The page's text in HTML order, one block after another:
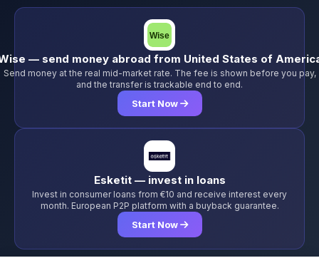
— send money abroad from United States of
Send money at the real mid-market rate. The fee is shown before you pay,
and the transfer is trackable end to end.
Start Now
Esketit — invest in loans
Invest in consumer loans from €10 and receive interest every
month. European P2P platform with a buyback guarantee.
Start Now